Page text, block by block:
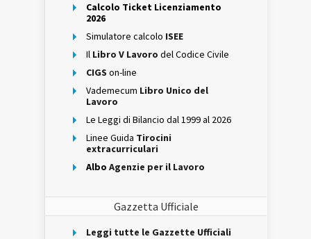
Calcolo Ticket Licenziamento
2026
Simulatore calcolo ISEE
Il Libro V Lavoro del Codice Civile
CIGS on-line
Vademecum Libro Unico del
Lavoro
Le Leggi di Bilancio dal 1999 al 2026
Linee Guida Tirocini
extracurriculari
Albo Agenzie per il Lavoro
Gazzetta Ufficiale
Leggi tutte le Gazzette Ufficiali